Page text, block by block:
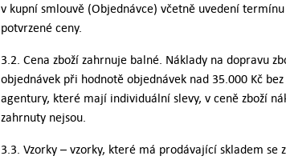
v kupní smlouvě (Objednávce) včetně uvedení
potvrzené ceny.
3.2. Cena zboží zahrnuje balné. Náklady na dopravu
objednávek při hodnotě objednávek nad 35.000 Kč
agentury, které mají individuální slevy, v ceně zboží
zahrnuty nejsou.
3.3. Vzorky – vzorky, které má prodávající skladem se